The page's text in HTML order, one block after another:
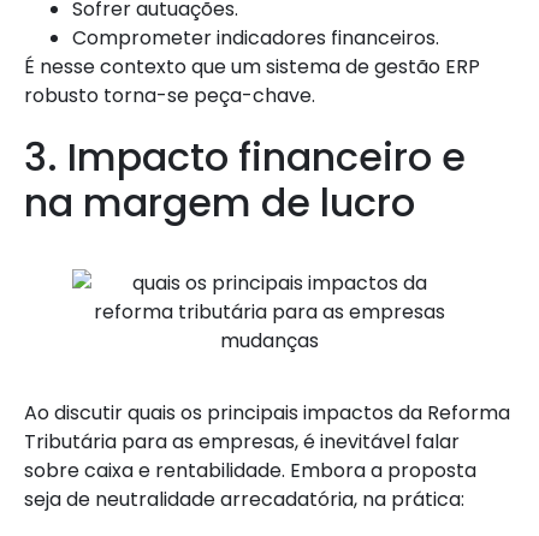
Sofrer autuações.
Comprometer indicadores financeiros.
É nesse contexto que um sistema de gestão ERP
robusto torna-se peça-chave.
3. Impacto financeiro e
na margem de lucro
Ao discutir quais os principais impactos da Reforma
Tributária para as empresas, é inevitável falar
sobre caixa e rentabilidade. Embora a proposta
seja de neutralidade arrecadatória, na prática: